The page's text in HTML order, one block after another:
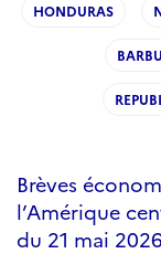
HONDURAS
Brèves
l’Amérique
du 21 mai 2026